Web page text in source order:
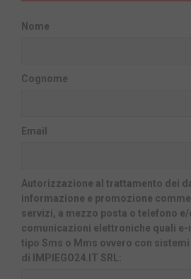
Nome
Cognome
Email
Autorizzazione al trattamento dei
informazione e promozione
servizi, a mezzo posta o telefono
comunicazioni elettroniche quali e-
tipo Sms o Mms ovvero con
di IMPIEGO24.IT SRL: